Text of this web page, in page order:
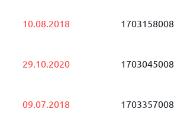
10.08.2018
29.10.2020
09.07.2018